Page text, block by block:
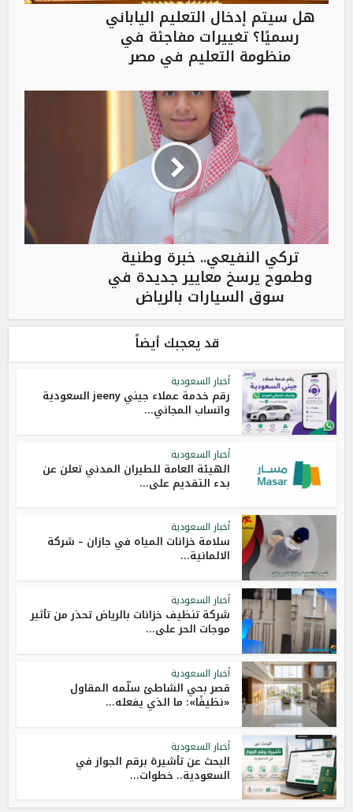
هل سيتم إدخال التعليم الياباني
رسميًا؟ تغييرات مفاجئة في
منظومة التعليم في مصر
تركي النفيعي.. خبرة وطنية
وطموح يرسخ معايير جديدة في
سوق السيارات بالرياض
قد يعجبك أيضاً
أخبار السعودية
رقم خدمة عملاء جيني jeeny السعودية
واتساب المجاني...
أخبار السعودية
الهيئة العامة للطيران المدني تعلن عن
بدء التقديم على...
أخبار السعودية
سلامة خزانات المياه في جازان – شركة
الالمانية...
أخبار السعودية
شركة تنظيف خزانات بالرياض تحذر من تأثير
موجات الحر على...
أخبار السعودية
قصر بحي الشاطئ سلّمه المقاول
«نظيفًا»: ما الذي يفعله...
أخبار السعودية
البحث عن تأشيرة برقم الجواز في
السعودية.. خطوات...